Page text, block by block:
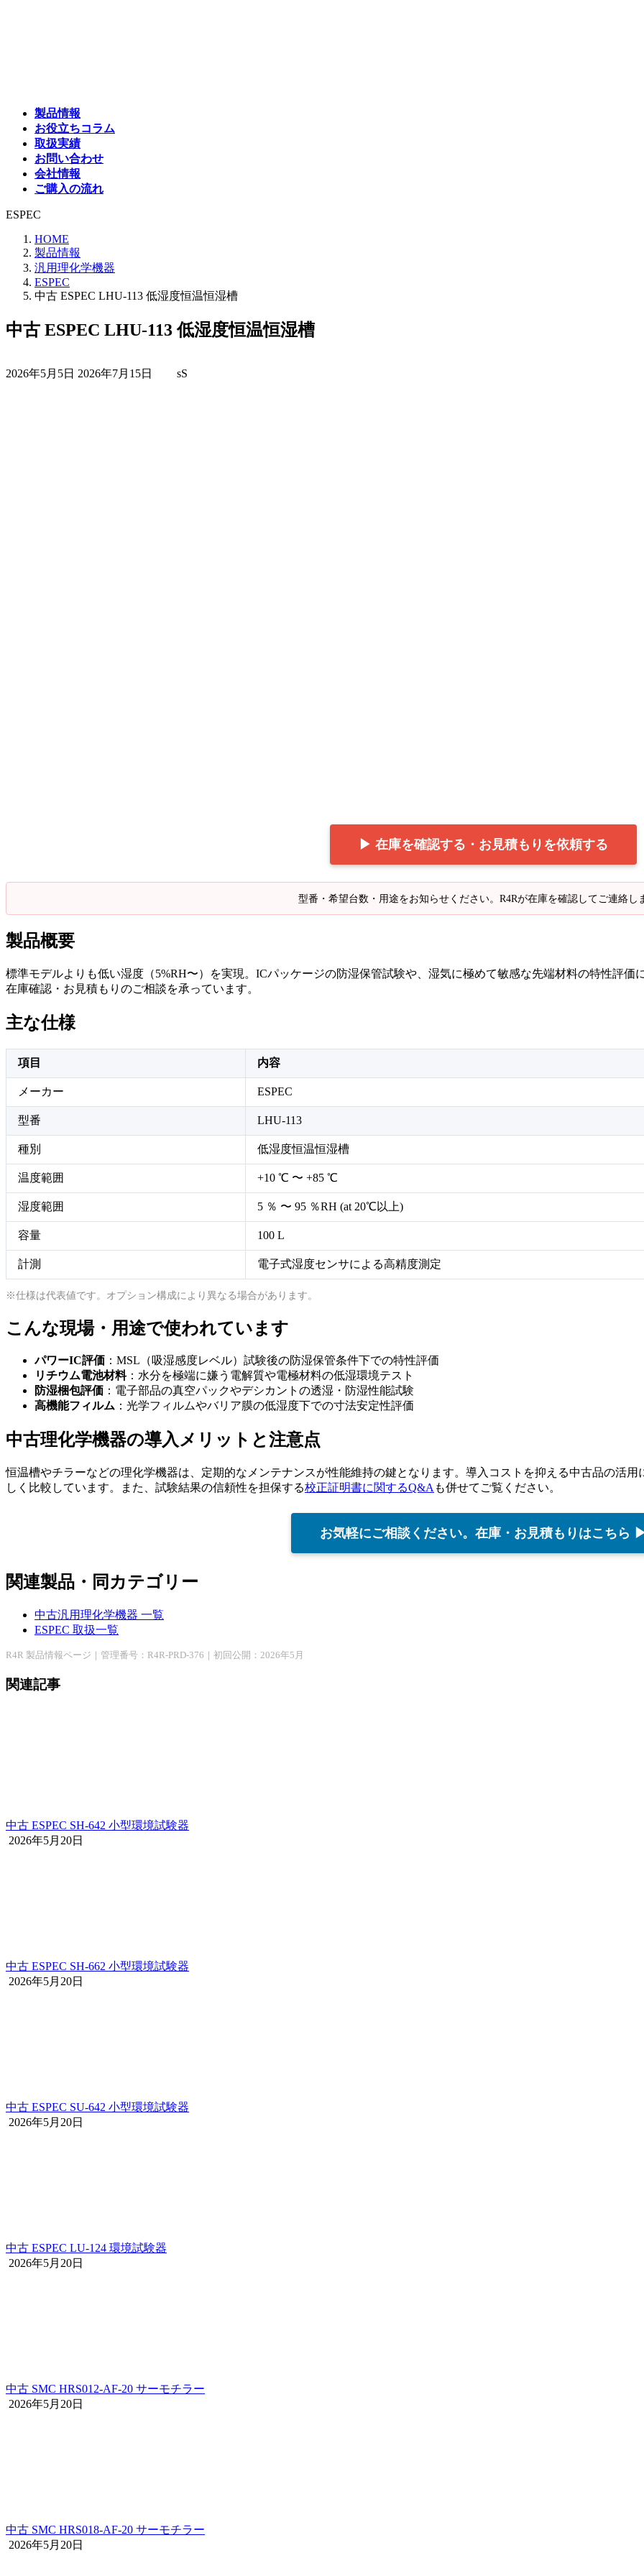
製品情報
お役立ちコラム
取扱実績
お問い合わせ
会社情報
ご購入の流れ
ESPEC
HOME
製品情報
汎用理化学機器
ESPEC
中古 ESPEC LHU-113 低湿度恒温恒湿槽
中古 ESPEC LHU-113 低湿度恒温恒湿槽
2026年5月5日 終
2026年7月15日 sS
▶ 在庫を確認する・お見積もりを依頼する
型番・希望台数・用途をお知らせください。R4Rが在庫を確認してご連絡し
製品概要
標準モデルよりも低い湿度（5%RH〜）を実現。ICパッケージの防湿保管試験や、湿気に極めて敏感な先端材料の特性評
在庫確認・お見積もりのご相談を承っています。
主な仕様
項目 内容
メーカー ESPEC
型番 LHU-113
種別 低湿度恒温恒湿槽
温度範囲 +10 ℃ 〜 +85 ℃
湿度範囲 5 ％ 〜 95 ％RH (at 20℃以上)
容量 100 L
計測 電子式湿度センサによる高精度測定
※仕様は代表値です。オプション構成により異なる場合があります。
こんな現場・用途で使われています
パワーIC評価 ：MSL（吸湿感度レベル）試験後の防湿保管条件下での特性評価
リチウム電池材料：水分を極端に嫌う電解質や電極材料の低湿環境テスト
防湿梱包評価 ：電子部品の真空パックやデシカントの透湿・防湿性能試験
高機能フィルム ：光学フィルムやバリア膜の低湿度下での寸法安定性評価
中古理化学機器の導入メリットと注意点
恒温槽やチラーなどの理化学機器は、定期的なメンテナンスが性能維持の鍵となります。導入コストを抑える中古品の活用
しく比較しています。また、試験結果の信頼性を担保する校正証明書に関するQ&A も併せてご覧ください。
お気軽にご相談ください。在庫・お見積もりはこちら
関連製品・同カテゴリー
中古汎用理化学機器 一覧
ESPEC 取扱一覧
R4R 製品情報ページ｜管理番号：R4R-PRD-376｜初回公開：2026年5月
関連記事
中古 ESPEC SH-642 小型環境試験器
2026年5月20日
中古 ESPEC SH-662 小型環境試験器
2026年5月20日
中古 ESPEC SU-642 小型環境試験器
2026年5月20日
中古 ESPEC LU-124 環境試験器
2026年5月20日
中古 SMC HRS012-AF-20 サーモチラー
2026年5月20日
中古 SMC HRS018-AF-20 サーモチラー
2026年5月20日